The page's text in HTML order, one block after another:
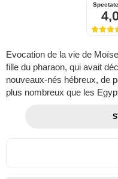
Evocation de la vie de
fille du pharaon, qui avait
nouveaux-nés hébreux, de
plus nombreux que les